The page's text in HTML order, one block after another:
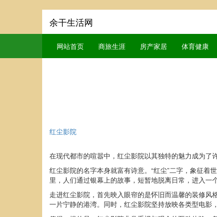
余干生活网
网站首页 商旅生涯 房产家居 体育健康
红尘影院
在现代都市的喧嚣中，红尘影院以其独特的魅力成为
红尘影院的名字本身就富有诗意。“红尘”二字，象征着
里，人们通过银幕上的故事，短暂地脱离日常，进入一
走进红尘影院，首先映入眼帘的是怀旧而温馨的装修
一片宁静的港湾。同时，红尘影院坚持放映各类型电